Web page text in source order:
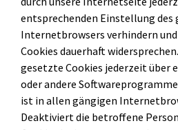
entsprechenden Einstellung des
Internetbrowsers verhindern
Cookies dauerhaft
gesetzte Cookies jederzeit über
oder andere
ist in allen gängigen
Deaktiviert die betroffene